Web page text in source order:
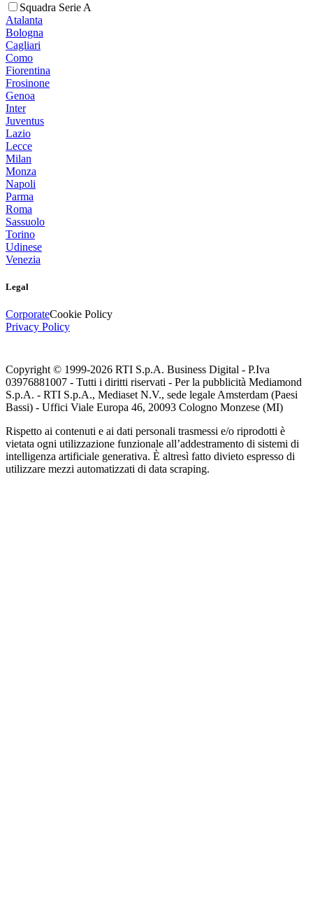
Squadra Serie A
Atalanta
Bologna
Cagliari
Como
Fiorentina
Frosinone
Genoa
Inter
Juventus
Lazio
Lecce
Milan
Monza
Napoli
Parma
Roma
Sassuolo
Torino
Udinese
Venezia
Legal
CorporateCookie Policy
Privacy Policy
Copyright © 1999-2026 RTI S.p.A. Business Digital - P.Iva
03976881007 - Tutti i diritti riservati - Per la pubblicità Mediamond
S.p.A. - RTI S.p.A., Mediaset N.V., sede legale Amsterdam (Paesi
Bassi) - Uffici Viale Europa 46, 20093 Cologno Monzese (MI)
Rispetto ai contenuti e ai dati personali trasmessi e/o riprodotti è
vietata ogni utilizzazione funzionale all’addestramento di sistemi di
intelligenza artificiale generativa. È altresì fatto divieto espresso di
utilizzare mezzi automatizzati di data scraping.